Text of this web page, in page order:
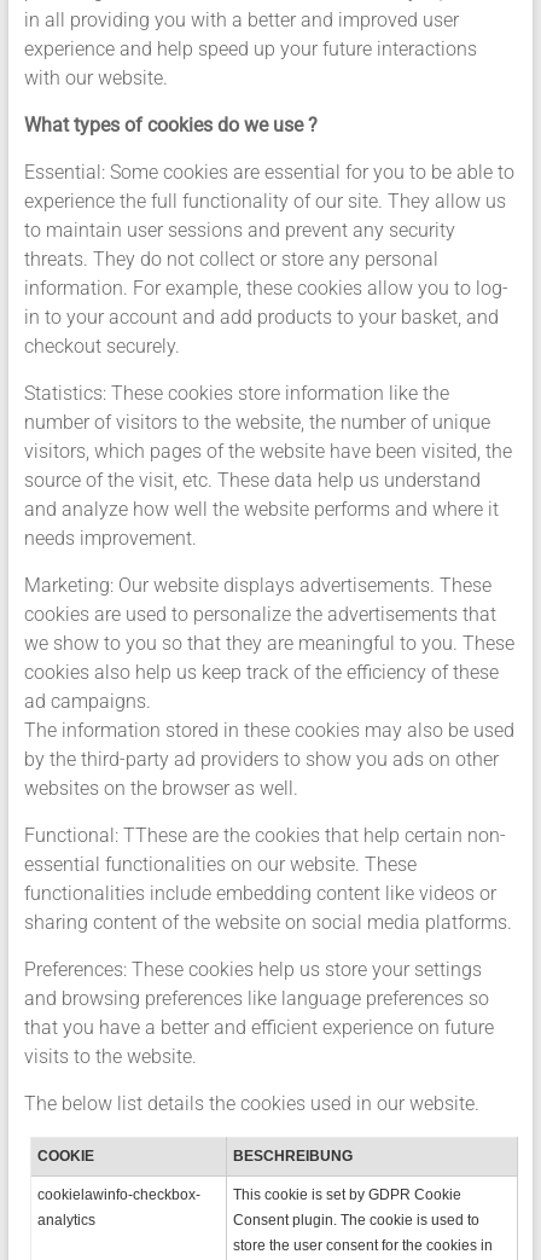
in all providing you with a better and improved user
experience and help speed up your future interactions
with our website.
What types of cookies do we use ?
Essential: Some cookies are essential for you to be able to
experience the full functionality of our site. They allow us
to maintain user sessions and prevent any security
threats. They do not collect or store any personal
information. For example, these cookies allow you to log-
in to your account and add products to your basket, and
checkout securely.
Statistics: These cookies store information like the
number of visitors to the website, the number of unique
visitors, which pages of the website have been visited, the
source of the visit, etc. These data help us understand
and analyze how well the website performs and where it
needs improvement.
Marketing: Our website displays advertisements. These
cookies are used to personalize the advertisements that
we show to you so that they are meaningful to you. These
cookies also help us keep track of the efficiency of these
ad campaigns.
The information stored in these cookies may also be used
by the third-party ad providers to show you ads on other
websites on the browser as well.
Functional: TThese are the cookies that help certain non-
essential functionalities on our website. These
functionalities include embedding content like videos or
sharing content of the website on social media platforms.
Preferences: These cookies help us store your settings
and browsing preferences like language preferences so
that you have a better and efficient experience on future
visits to the website.
The below list details the cookies used in our website.
COOKIE BESCHREIBUNG
cookielawinfo-checkbox-
analytics
This cookie is set by GDPR Cookie
Consent plugin. The cookie is used to
store the user consent for the cookies in